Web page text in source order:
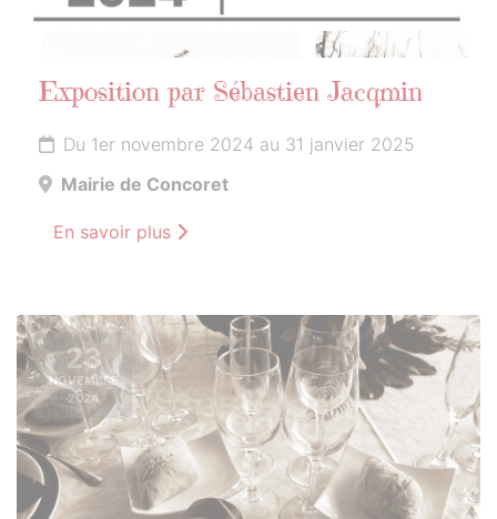
Exposition par Sébastien Jacqmin
Du 1er novembre 2024 au 31 janvier 2025
Mairie de Concoret
En savoir plus
23
NOVEMBRE
2024